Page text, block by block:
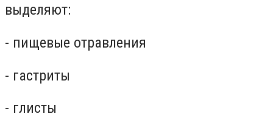
выделяют:
- пищевые отравления
- гастриты
- глисты